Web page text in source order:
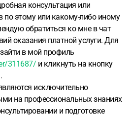
консультация или
по этому или какому-либо иному
обратиться ко мне в чат
оказания платной услуги. Для
в мой профиль
311687/ и кликнуть на кнопку
исключительно
на профессиональных знаниях
и подготовке